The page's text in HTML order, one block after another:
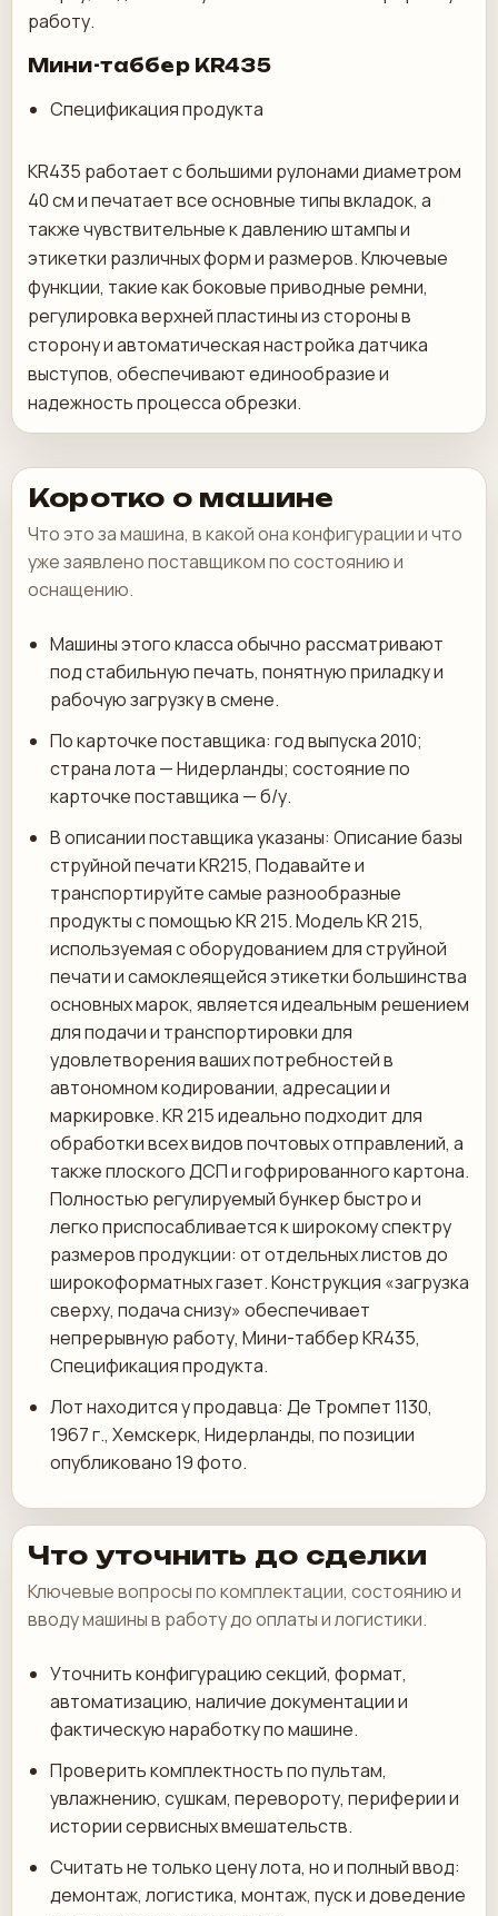
работу.
Мини-таббер KR435
Спецификация продукта
KR435 работает с большими рулонами диаметром
40 см и печатает все основные типы вкладок, а
также чувствительные к давлению штампы и
этикетки различных форм и размеров. Ключевые
функции, такие как боковые приводные ремни,
регулировка верхней пластины из стороны в
сторону и автоматическая настройка датчика
выступов, обеспечивают единообразие и
надежность процесса обрезки.
Коротко о машине
Что это за машина, в какой она конфигурации и что
уже заявлено поставщиком по состоянию и
оснащению.
Машины этого класса обычно рассматривают
под стабильную печать, понятную приладку и
рабочую загрузку в смене.
По карточке поставщика: год выпуска 2010;
страна лота — Нидерланды; состояние по
карточке поставщика — б/у.
В описании поставщика указаны: Описание базы
струйной печати KR215, Подавайте и
транспортируйте самые разнообразные
продукты с помощью KR 215. Модель KR 215,
используемая с оборудованием для струйной
печати и самоклеящейся этикетки большинства
основных марок, является идеальным решением
для подачи и транспортировки для
удовлетворения ваших потребностей в
автономном кодировании, адресации и
маркировке. KR 215 идеально подходит для
обработки всех видов почтовых отправлений, а
также плоского ДСП и гофрированного картона.
Полностью регулируемый бункер быстро и
легко приспосабливается к широкому спектру
размеров продукции: от отдельных листов до
широкоформатных газет. Конструкция «загрузка
сверху, подача снизу» обеспечивает
непрерывную работу, Мини-таббер KR435,
Спецификация продукта.
Лот находится у продавца: Де Тромпет 1130,
1967 г., Хемскерк, Нидерланды, по позиции
опубликовано 19 фото.
Что уточнить до сделки
Ключевые вопросы по комплектации, состоянию и
вводу машины в работу до оплаты и логистики.
Уточнить конфигурацию секций, формат,
автоматизацию, наличие документации и
фактическую наработку по машине.
Проверить комплектность по пультам,
увлажнению, сушкам, перевороту, периферии и
истории сервисных вмешательств.
Считать не только цену лота, но и полный ввод:
демонтаж, логистика, монтаж, пуск и доведение